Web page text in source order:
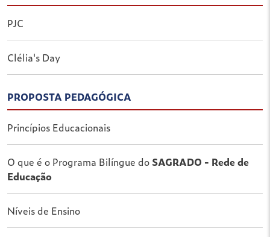
PJC
Clélia's Day
PROPOSTA PEDAGÓGICA
Princípios Educacionais
O que é o Programa Bilíngue do SAGRADO - Rede de
Educação
Níveis de Ensino